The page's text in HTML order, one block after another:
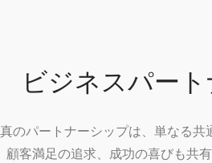
ビジネスパー
真のパートナーシップは、単なる共
顧客満足の追求、成功の喜びも​ 共